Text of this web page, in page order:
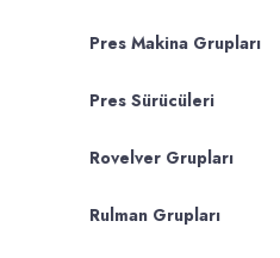
Pres Makina Grupları
Pres Sürücüleri
Rovelver Grupları
Rulman Grupları